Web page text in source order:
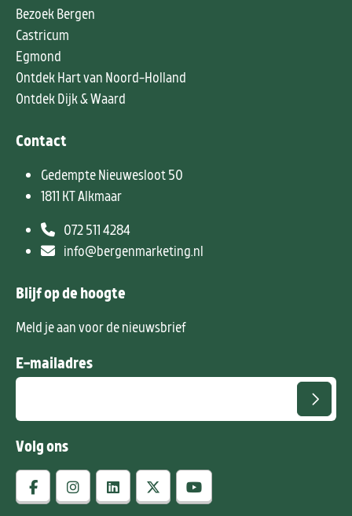
Bezoek Bergen
Castricum
Egmond
Ontdek Hart van Noord-Holland
Ontdek Dijk & Waard
Contact
Gedempte Nieuwesloot 50
1811 KT Alkmaar
072 511 4284
info@bergenmarketing.nl
Blijf op de hoogte
Meld je aan voor de nieuwsbrief
E-mailadres
Volg ons